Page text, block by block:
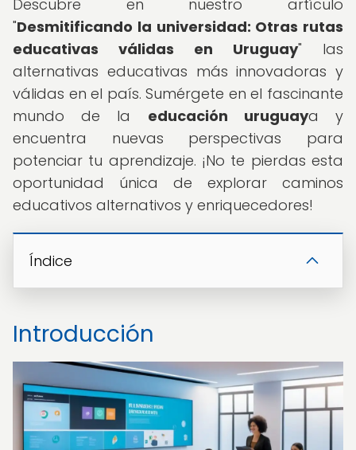
Descubre en nuestro artículo
"Desmitificando la universidad: Otras rutas
educativas válidas en Uruguay" las
alternativas educativas más innovadoras y
válidas en el país. Sumérgete en el fascinante
mundo de la educación uruguaya y
encuentra nuevas perspectivas para
potenciar tu aprendizaje. ¡No te pierdas esta
oportunidad única de explorar caminos
educativos alternativos y enriquecedores!
Índice
Introducción